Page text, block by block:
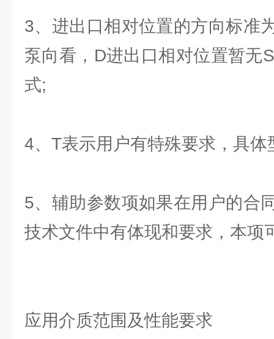
3、进出口相对位置的方向标准
泵向看，D进出口相对位置暂无
式;
4、T表示用户有特殊要求，具
5、辅助参数项如果在用户的合
技术文件中有体现和要求，本项
应用介质范围及性能要求